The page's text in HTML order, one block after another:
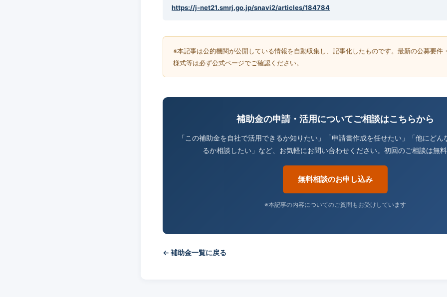
https://j-net21.smrj.go.jp/snavi2/articles/184784
※本記事は公的機関が公開している情報を自動収集し、記事化したものです。最新の公募要件
様式等は必ず公式ページでご確認ください。
補助金の申請・活用についてご相談はこちらから
「この補助金を自社で活用できるか知りたい」「申請書作成を任せたい」「他にどん
るか相談したい」など、お気軽にお問い合わせください。初回のご相談は無料
無料相談のお申し込み
※本記事の内容についてのご質問もお受けしています
← 補助金一覧に戻る